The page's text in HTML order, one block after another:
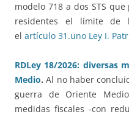
modelo 718 a dos STS
residentes el límite de
el artículo 31.uno Ley I.
RDLey 18/2026: diversas
Medio.Al no haber
guerra de Oriente
medidas fiscales -con